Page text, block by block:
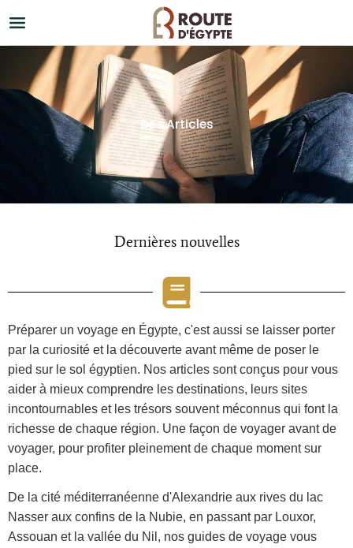
Des Articles
Dernières nouvelles
Préparer un voyage en Égypte, c'est aussi se laisser porter
par la curiosité et la découverte avant même de poser le
pied sur le sol égyptien. Nos articles sont conçus pour vous
aider à mieux comprendre les destinations, leurs sites
incontournables et les trésors souvent méconnus qui font la
richesse de chaque région. Une façon de voyager avant de
voyager, pour profiter pleinement de chaque moment sur
place.
De la cité méditerranéenne d'Alexandrie aux rives du lac
Nasser aux confins de la Nubie, en passant par Louxor,
Assouan et la vallée du Nil, nos guides de voyage vous